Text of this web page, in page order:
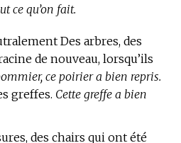
ce qu’on fait.
Des arbres, des
de nouveau, lorsqu’ils
ce poirier a bien repris.
greffes. Cette greffe a bien
des chairs qui ont été